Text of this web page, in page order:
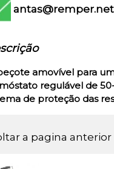
antas@remper.net
amovível para
regulável de
de proteção das
a pagina anterior